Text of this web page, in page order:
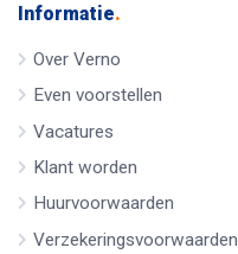
Informatie.
Over Verno
Even voorstellen
Vacatures
Klant worden
Huurvoorwaarden
Verzekeringsvoorwaarden